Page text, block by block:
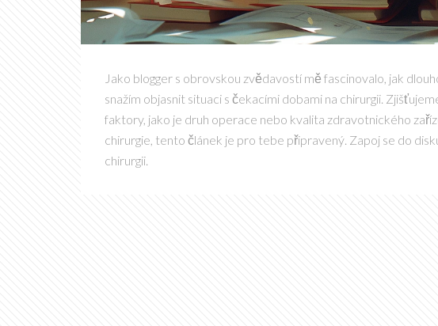
Jako blogger s obrovskou zvědavostí mě fascinovalo, jak
snažím objasnit situaci s čekacími dobami na chirurgii.
faktory, jako je druh operace nebo kvalita zdravotnického
chirurgie, tento článek je pro tebe připravený. Zapoj se do
chirurgii.